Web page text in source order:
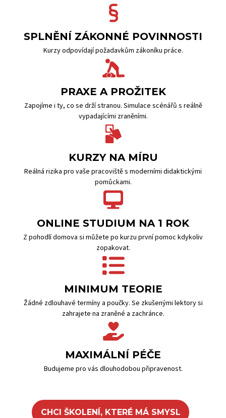
SPLNĚNÍ ZÁKONNÉ POVINNOSTI
Kurzy odpovídají požadavkům zákoníku práce.
PRAXE A PROŽITEK
Zapojíme i ty, co se drží stranou. Simulace scénářů s reálně
vypadajícími zraněními.
KURZY NA MÍRU
Reálná rizika pro vaše pracoviště s moderními didaktickými
pomůckami.
ONLINE STUDIUM NA 1 ROK
Z pohodlí domova si můžete po kurzu první pomoc kdykoliv
zopakovat.
MINIMUM TEORIE
Žádné zdlouhavé termíny a poučky. Se zkušenými lektory si
zahrajete na zraněné a zachránce.
MAXIMÁLNÍ PÉČE
Budujeme pro vás dlouhodobou připravenost.
CHCI ŠKOLENÍ, KTERÉ MÁ SMYSL